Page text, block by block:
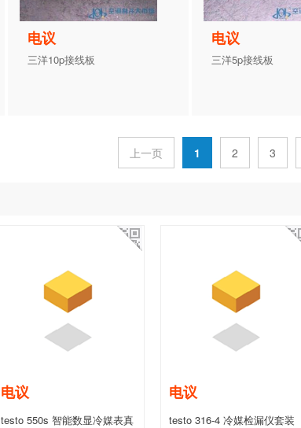
电议
三洋10p接线板
电议
三洋5p接线板
上一页 1 2 3
电议
testo 550s 智能数显冷媒表真
电议
testo 316-4 冷媒检漏仪套装